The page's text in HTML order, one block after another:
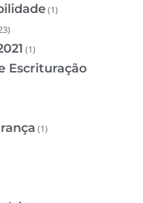
(1)
(1)
Escrituração
(1)